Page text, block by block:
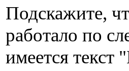
Подскажите,
работало по
имеется текст